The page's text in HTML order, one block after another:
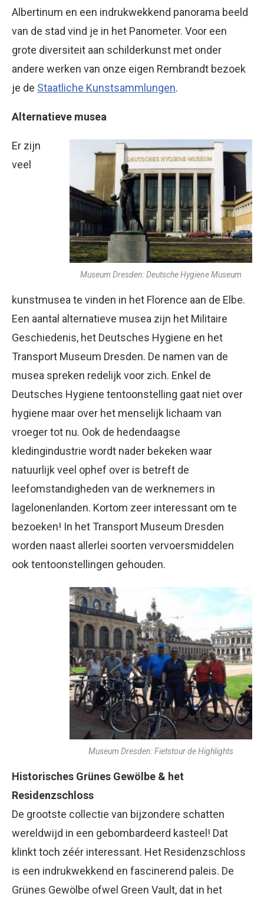
Albertinum en een indrukwekkend panorama beeld
van de stad vind je in het Panometer. Voor een
grote diversiteit aan schilderkunst met onder
andere werken van onze eigen Rembrandt bezoek
je de Staatliche Kunstsammlungen.
Alternatieve musea
Museum Dresden: Deutsche Hygiene Museum
Er zijn
veel
kunstmusea te vinden in het Florence aan de Elbe.
Een aantal alternatieve musea zijn het Militaire
Geschiedenis, het Deutsches Hygiene en het
Transport Museum Dresden. De namen van de
musea spreken redelijk voor zich. Enkel de
Deutsches Hygiene tentoonstelling gaat niet over
hygiene maar over het menselijk lichaam van
vroeger tot nu. Ook de hedendaagse
kledingindustrie wordt nader bekeken waar
natuurlijk veel ophef over is betreft de
leefomstandigheden van de werknemers in
lagelonenlanden. Kortom zeer interessant om te
bezoeken! In het Transport Museum Dresden
worden naast allerlei soorten vervoersmiddelen
ook tentoonstellingen gehouden.
Museum Dresden: Fietstour de Highlights
Historisches Grünes Gewölbe & het
Residenzschloss
De grootste collectie van bijzondere schatten
wereldwijd in een gebombardeerd kasteel! Dat
klinkt toch zéér interessant. Het Residenzschloss
is een indrukwekkend en fascinerend paleis. De
Grünes Gewölbe ofwel Green Vault, dat in het